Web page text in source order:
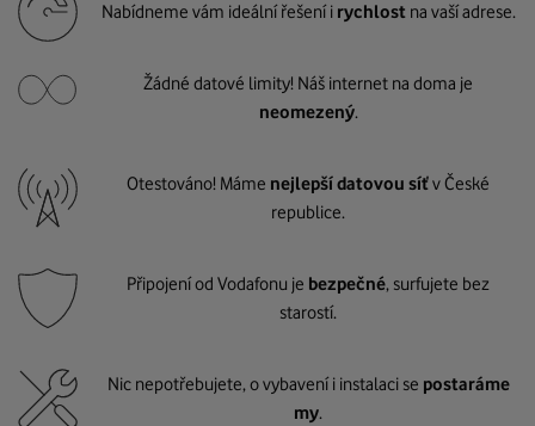
Nabídneme vám ideální řešení i rychlost na vaší adrese.
Žádné datové limity! Náš internet na doma je
neomezený.
Otestováno! Máme nejlepší datovou síťv České
republice.
Připojení od Vodafonu je bezpečné, surfujete bez
starostí.
Nic nepotřebujete, o vybavení i instalaci se postaráme
my.